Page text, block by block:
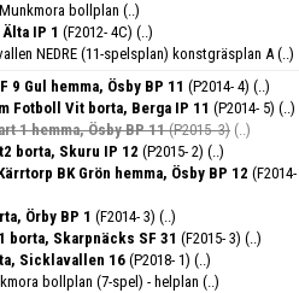
bollplan (..)
IP 1 (F2012- 4C) (..)
NEDRE (11-spelsplan) konstgräsplan A (..)
9 Gul hemma, Ösby BP 11 (P2014- 4) (..)
Fotboll Vit borta, Berga IP 11 (P2014- 5) (..)
1 hemma, Ösby BP 11(P2015- 3) (..)
borta, Skuru IP 12 (P2015- 2) (..)
BK Grön hemma, Ösby BP 12 (F2014-
Örby BP 1 (F2014- 3) (..)
borta, Skarpnäcks SF 31 (F2015- 3) (..)
Sicklavallen 16 (P2018- 1) (..)
bollplan (7-spel) - helplan (..)